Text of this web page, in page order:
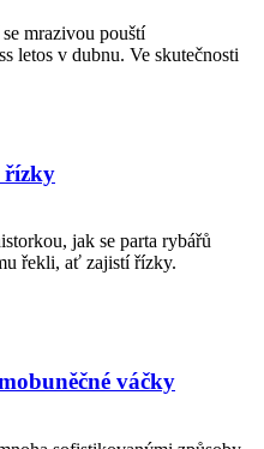
mrazivou pouští
letos v dubnu. Ve skutečnosti
řízky
jak se parta rybářů
řekli, ať zajistí řízky.
váčky